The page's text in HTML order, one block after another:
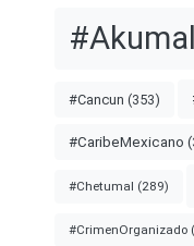
#Cancun (353)
#CaribeMexicano
#Chetumal (289)
#CrimenOrganizado